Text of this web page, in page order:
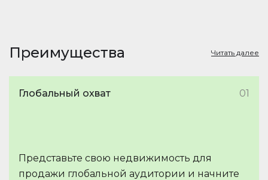
Преимущества Читать далее
Глобальный охват 01
Представьте свою недвижимость для
продажи глобальной аудитории и начните